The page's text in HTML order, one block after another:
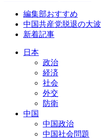
編集部おすすめ
中国共産党脱退の大波
新着記事
日本
政治
経済
社会
外交
防衛
中国
中国政治
中国社会問題